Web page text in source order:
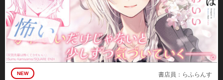
NEW 書店員：らふらんす